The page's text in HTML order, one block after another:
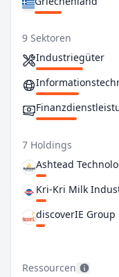
9 Sektoren
Industriegüter
7 Holdings
Ashtead
Kri-Kri Milk
discoverIE Group
Ressourcen